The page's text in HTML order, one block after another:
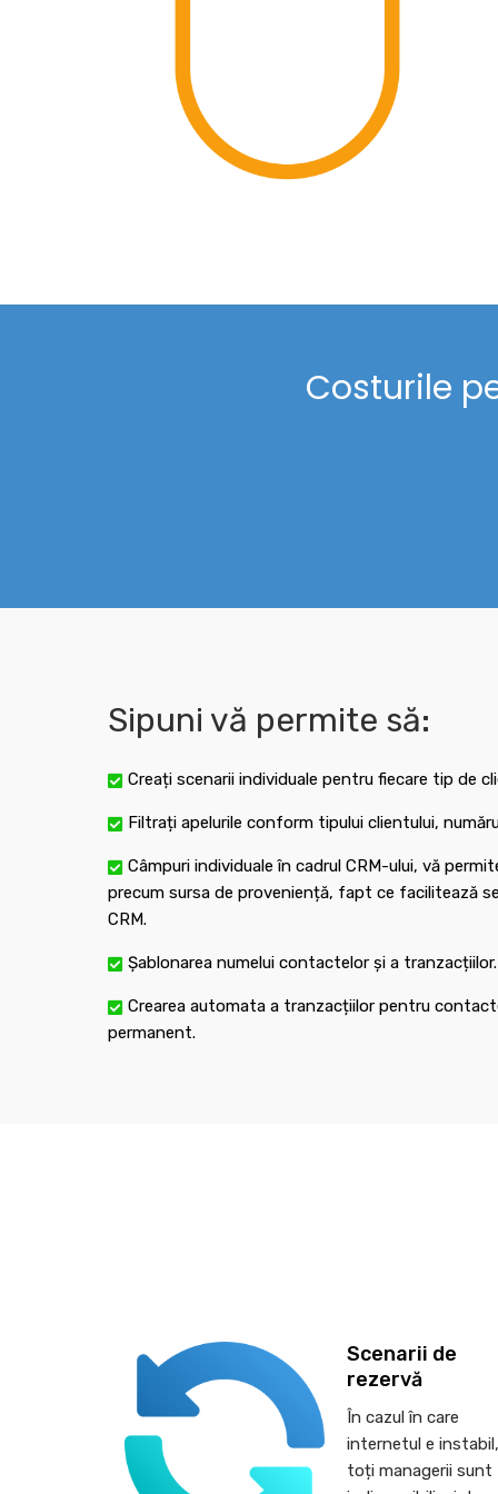
Costurile
Sipuni vă permite să:
Creați scenarii individuale pentru fiecare tip de
Filtrați apelurile conform tipului clientului,
Câmpuri individuale în cadrul CRM-ului, vă
precum sursa de proveniență, fapt ce facilitează
CRM.
Șablonarea numelui contactelor și a tranzacțiilor.
Crearea automata a tranzacțiilor pentru
permanent.
Scenarii de
rezervă
În cazul în care
internetul e instabil,
toți managerii sunt